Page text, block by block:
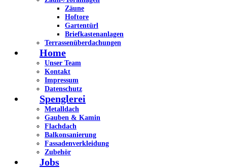
Zäune
Hoftore
Gartentürl
Briefkastenanlagen
Terrassenüberdachungen
Home
Unser Team
Kontakt
Impressum
Datenschutz
Spenglerei
Metalldach
Gauben & Kamin
Flachdach
Balkonsanierung
Fassadenverkleidung
Zubehör
Jobs